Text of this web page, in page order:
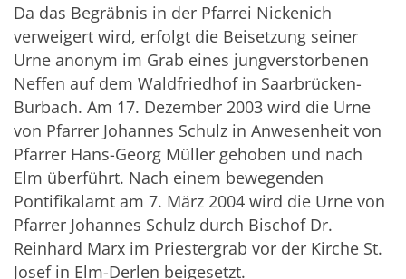
Da das Begräbnis in der Pfarrei Nickenich
verweigert wird, erfolgt die Beisetzung seiner
Urne anonym im Grab eines jungverstorbenen
Neffen auf dem Waldfriedhof in Saarbrücken-
Burbach. Am 17. Dezember 2003 wird die Urne
von Pfarrer Johannes Schulz in Anwesenheit von
Pfarrer Hans-Georg Müller gehoben und nach
Elm überführt. Nach einem bewegenden
Pontifikalamt am 7. März 2004 wird die Urne von
Pfarrer Johannes Schulz durch Bischof Dr.
Reinhard Marx im Priestergrab vor der Kirche St.
Josef in Elm-Derlen beigesetzt.